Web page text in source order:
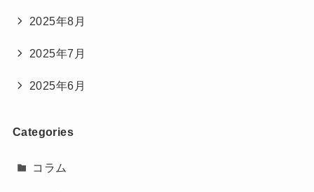
2025年8月
2025年7月
2025年6月
Categories
コラム